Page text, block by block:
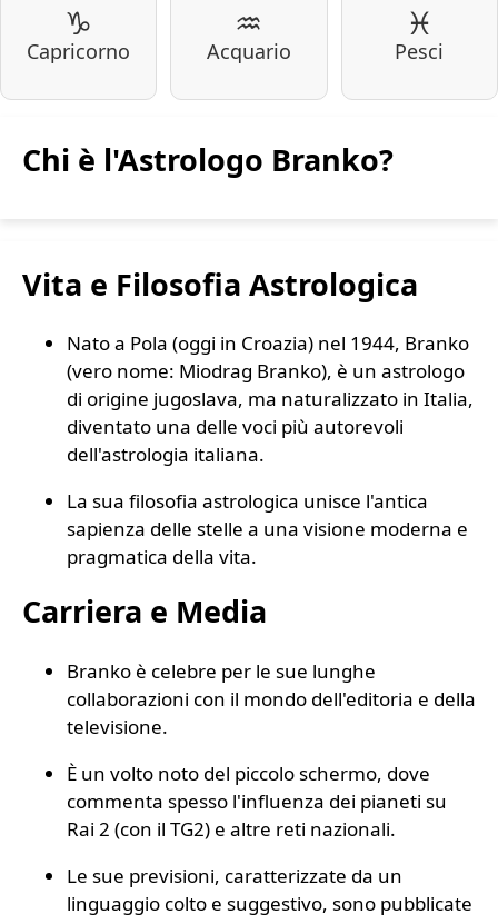
♑
Capricorno
♒
Acquario
♓
Pesci
Chi è l'Astrologo Branko?
Vita e Filosofia Astrologica
Nato a Pola (oggi in Croazia) nel 1944, Branko
(vero nome: Miodrag Branko), è un astrologo
di origine jugoslava, ma naturalizzato in Italia,
diventato una delle voci più autorevoli
dell'astrologia italiana.
La sua filosofia astrologica unisce l'antica
sapienza delle stelle a una visione moderna e
pragmatica della vita.
Carriera e Media
Branko è celebre per le sue lunghe
collaborazioni con il mondo dell'editoria e della
televisione.
È un volto noto del piccolo schermo, dove
commenta spesso l'influenza dei pianeti su
Rai 2 (con il TG2) e altre reti nazionali.
Le sue previsioni, caratterizzate da un
linguaggio colto e suggestivo, sono pubblicate